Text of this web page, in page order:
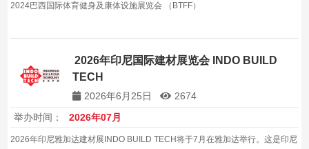
2024巴西国际体育健身及康体设施展览会 （BTFF）
2026年印尼国际建材展览会 INDO BUILD
TECH
2026年6月25日
2674
举办时间：
2026年07月
2026年印尼雅加达建材展INDO BUILD TECH将于7月在雅加达举行。这是印尼